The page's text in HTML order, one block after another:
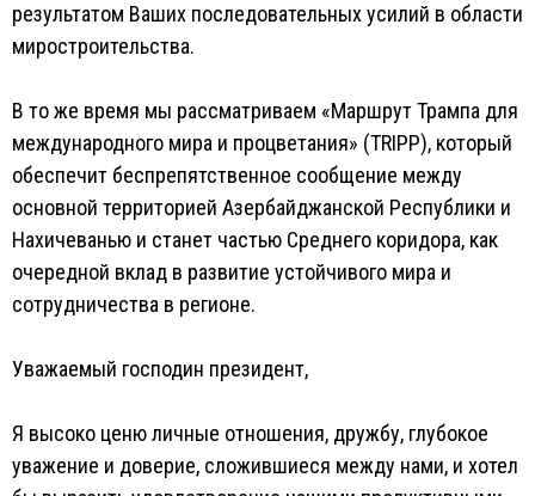
результатом Ваших последовательных усилий в области
миростроительства.
В то же время мы рассматриваем «Маршрут Трампа для
международного мира и процветания» (TRIPP), который
обеспечит беспрепятственное сообщение между
основной территорией Азербайджанской Республики и
Нахичеванью и станет частью Среднего коридора, как
очередной вклад в развитие устойчивого мира и
сотрудничества в регионе.
Уважаемый господин президент,
Я высоко ценю личные отношения, дружбу, глубокое
уважение и доверие, сложившиеся между нами, и хотел